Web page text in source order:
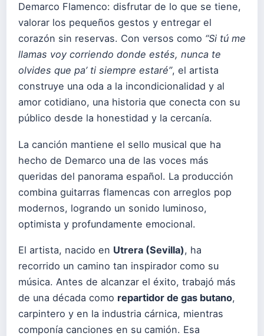
Demarco Flamenco: disfrutar de lo que se tiene,
valorar los pequeños gestos y entregar el
corazón sin reservas. Con versos como “Si tú me
llamas voy corriendo donde estés, nunca te
olvides que pa’ ti siempre estaré”, el artista
construye una oda a la incondicionalidad y al
amor cotidiano, una historia que conecta con su
público desde la honestidad y la cercanía.
La canción mantiene el sello musical que ha
hecho de Demarco una de las voces más
queridas del panorama español. La producción
combina guitarras flamencas con arreglos pop
modernos, logrando un sonido luminoso,
optimista y profundamente emocional.
El artista, nacido en Utrera (Sevilla), ha
recorrido un camino tan inspirador como su
música. Antes de alcanzar el éxito, trabajó más
de una década como repartidor de gas butano,
carpintero y en la industria cárnica, mientras
componía canciones en su camión. Esa